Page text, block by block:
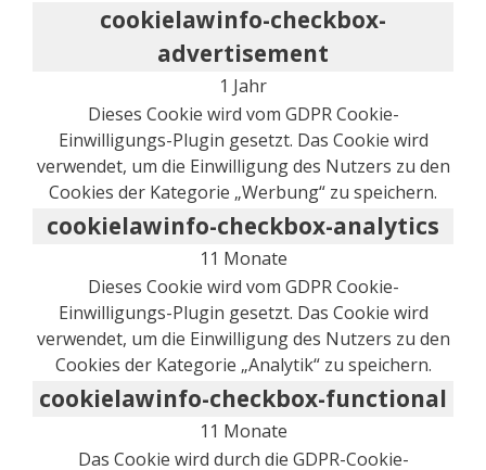
cookielawinfo-checkbox-
advertisement
1 Jahr
Dieses Cookie wird vom GDPR Cookie-
Einwilligungs-Plugin gesetzt. Das Cookie wird
verwendet, um die Einwilligung des Nutzers zu den
Cookies der Kategorie „Werbung“ zu speichern.
cookielawinfo-checkbox-analytics
11 Monate
Dieses Cookie wird vom GDPR Cookie-
Einwilligungs-Plugin gesetzt. Das Cookie wird
verwendet, um die Einwilligung des Nutzers zu den
Cookies der Kategorie „Analytik“ zu speichern.
cookielawinfo-checkbox-functional
11 Monate
Das Cookie wird durch die GDPR-Cookie-